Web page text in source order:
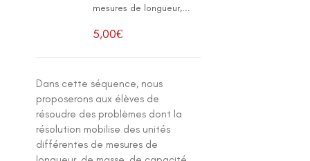
mesures de longueur,...
5,00€
Dans cette séquence, nous
proposerons aux élèves de
résoudre des problèmes dont la
résolution mobilise des unités
différentes de mesures de